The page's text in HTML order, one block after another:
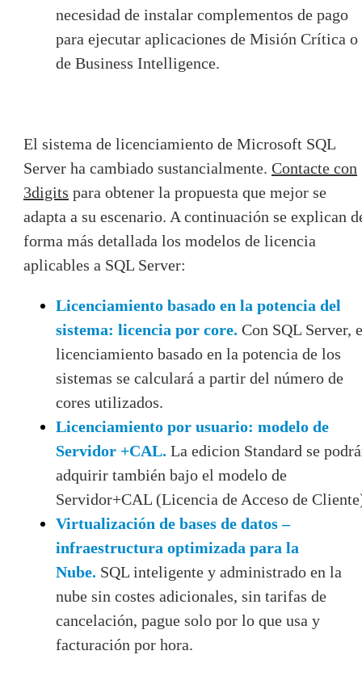
necesidad de instalar complementos de pago
para ejecutar aplicaciones de Misión Crítica o
de Business Intelligence.
El sistema de licenciamiento de Microsoft SQL
Server ha cambiado sustancialmente. Contacte con
3digits para obtener la propuesta que mejor se
adapta a su escenario. A continuación se explican
forma más detallada los modelos de licencia
aplicables a SQL Server:
Licenciamiento basado en la potencia del
sistema: licencia por core. Con SQL Server,
licenciamiento basado en la potencia de los
sistemas se calculará a partir del número de
cores utilizados.
Licenciamiento por usuario: modelo de
Servidor +CAL. La edicion Standard se
adquirir también bajo el modelo de
Servidor+CAL (Licencia de Acceso de
Virtualización de bases de datos –
infraestructura optimizada para la
Nube. SQL inteligente y administrado en la
nube sin costes adicionales, sin tarifas de
cancelación, pague solo por lo que usa y
facturación por hora.